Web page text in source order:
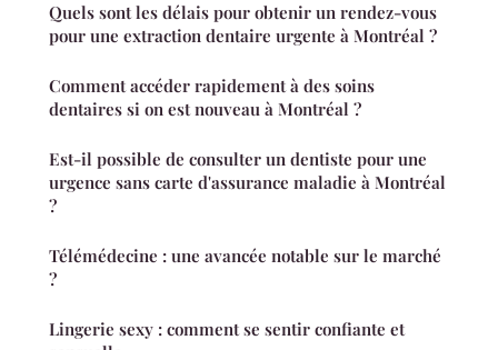
Quels sont les délais pour obtenir un rendez-vous
pour une extraction dentaire urgente à Montréal ?
Comment accéder rapidement à des soins
dentaires si on est nouveau à Montréal ?
Est-il possible de consulter un dentiste pour une
urgence sans carte d'assurance maladie à Montréal
?
Télémédecine : une avancée notable sur le marché
?
Lingerie sexy : comment se sentir confiante et